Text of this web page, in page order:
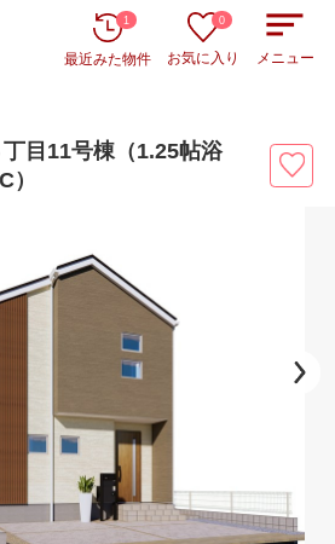
最近みた物件
1
お気に入り
0
メニュー
丁目11号棟（1.25帖浴